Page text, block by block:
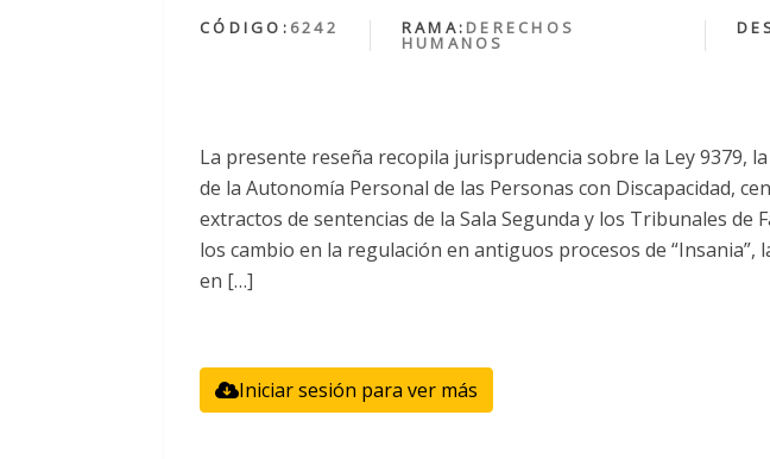
CÓDIGO: 6242 RAMA: DERECHOS
HUMANOS
La presente reseña recopila jurisprudencia sobre la Ley 9379,
de la Autonomía Personal de las Personas con Discapacidad,
extractos de sentencias de la Sala Segunda y los Tribunales de
los cambio en la regulación en antiguos procesos de “Insania”,
en […]
Iniciar sesión para ver más